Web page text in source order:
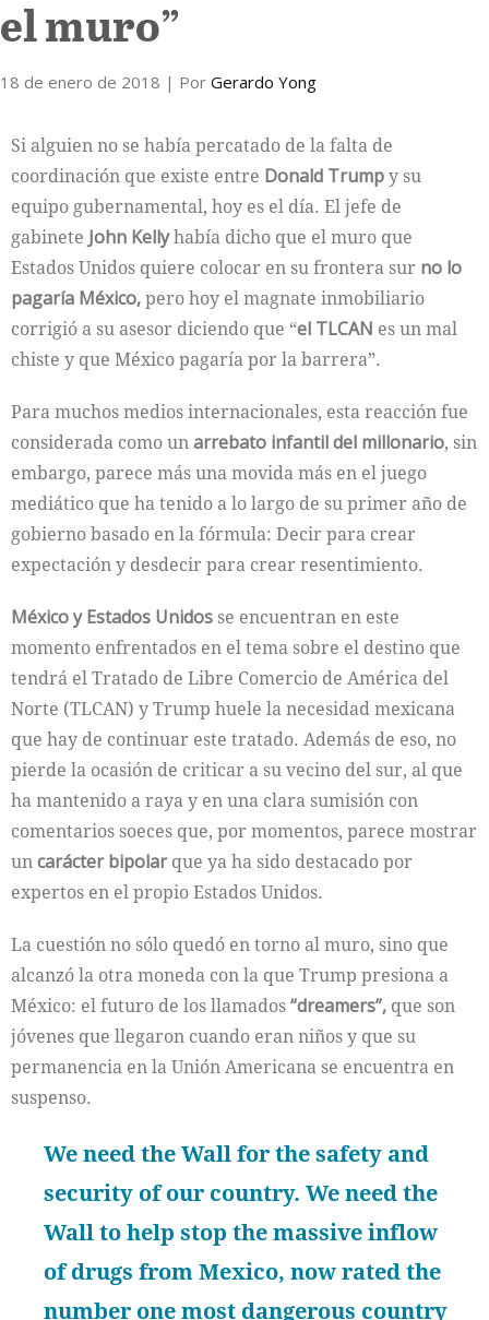
el muro”
18 de enero de 2018 | Por Gerardo Yong
Si alguien no se había percatado de la falta de
coordinación que existe entre Donald Trumpy su
equipo gubernamental, hoy es el día. El jefe de
gabinete John Kellyhabía dicho que el muro que
Estados Unidos quiere colocar en su frontera sur no lo
pagaría México,pero hoy el magnate inmobiliario
corrigió a su asesor diciendo que “el TLCAN es un mal
chiste y que México pagaría por la barrera”.
Para muchos medios internacionales, esta reacción fue
considerada como unarrebato infantil del millonario, sin
embargo, parece más una movida más en el juego
mediático que ha tenido a lo largo de su primer año de
gobierno basado en la fórmula: Decir para crear
expectación y desdecir para crear resentimiento.
México y Estados Unidosse encuentran en este
momento enfrentados en el tema sobre el destino que
tendrá el Tratado de Libre Comercio de América del
Norte (TLCAN) y Trump huele la necesidad mexicana
que hay de continuar este tratado. Además de eso, no
pierde la ocasión de criticar a su vecino del sur, al que
ha mantenido a raya y en una clara sumisión con
comentarios soeces que, por momentos, parece mostrar
uncarácter bipolarque ya ha sido destacado por
expertos en el propio Estados Unidos.
La cuestión no sólo quedó en torno al muro, sino que
alcanzó la otra moneda con la que Trump presiona a
México: el futuro de los llamados“dreamers”, que son
jóvenes que llegaron cuando eran niños y que su
permanencia en la Unión Americana se encuentra en
suspenso.
We need the Wall for the safety and
security of our country. We need the
Wall to help stop the massive inflow
of drugs from Mexico, now rated the
number one most dangerous country